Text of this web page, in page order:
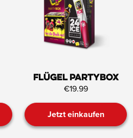
Flügel Partybox
€19.99
Jetzt einkaufen